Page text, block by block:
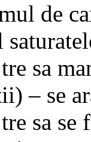
de
tre sa
– se
sa se